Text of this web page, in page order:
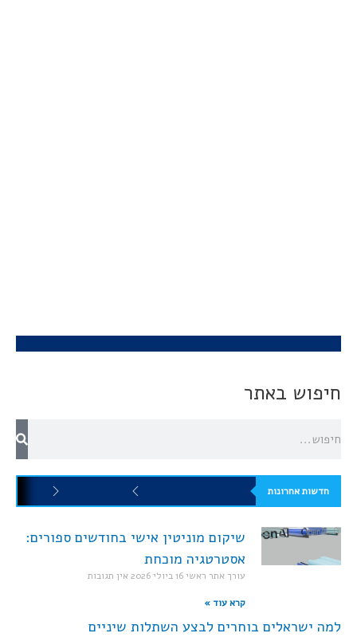
חיפוש באתר
חדשות אחרונות
שיקום מוניטין אישי בחודשים ספורים:
אסטרטגיה מוכחת
עורך אתר ראשי16 ביולי 2026 אין תגובות
קרא עוד »
למה ישראלים בוחרים לבצע השתלות שיניים